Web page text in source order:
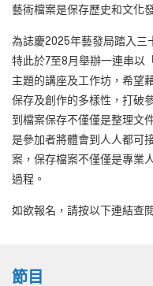
藝術檔案是保存歷史和文化
為誌慶2025年藝發局踏入三
特此於7至8月舉辦一連串以
主題的講座及工作坊，希望
保存及創作的多樣性，打破
到檔案保存不僅僅是整理文
是參加者將體會到人人都可
案，保存檔案不僅僅是專業
過程。
如欲報名，請按以下連結查
節目